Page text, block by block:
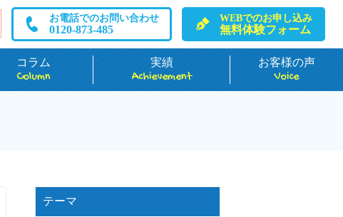
お電話でのお問い合わせ
0120-873-485
WEBでのお申し込み
無料体験フォーム
コラム
Column
実績
Achievement
お客様の声
Voice
テーマ